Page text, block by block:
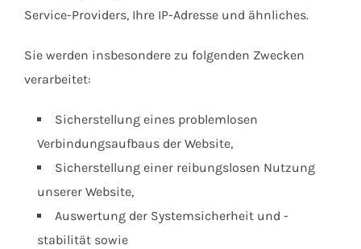
Service-Providers, Ihre IP-Adresse und ähnliches.
Sie werden insbesondere zu folgenden Zwecken
verarbeitet:
Sicherstellung eines problemlosen
Verbindungsaufbaus der Website,
Sicherstellung einer reibungslosen Nutzung
unserer Website,
Auswertung der Systemsicherheit und -
stabilität sowie